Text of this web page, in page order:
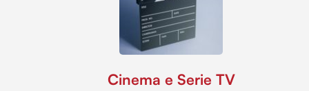
Cinema e Serie TV